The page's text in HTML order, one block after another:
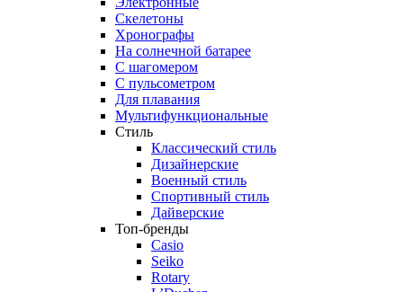
Скелетоны
Хронографы
На солнечной батарее
С шагомером
С пульсометром
Для плавания
Мультифункциональные
Стиль
Классический стиль
Дизайнерские
Военный стиль
Спортивный стиль
Дайверские
Топ-бренды
Casio
Seiko
Rotary